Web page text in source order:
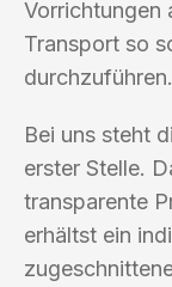
Vorrichtungen
Transport so
durchzuführen.
Bei uns steht
erster Stelle.
transparente
erhältst ein